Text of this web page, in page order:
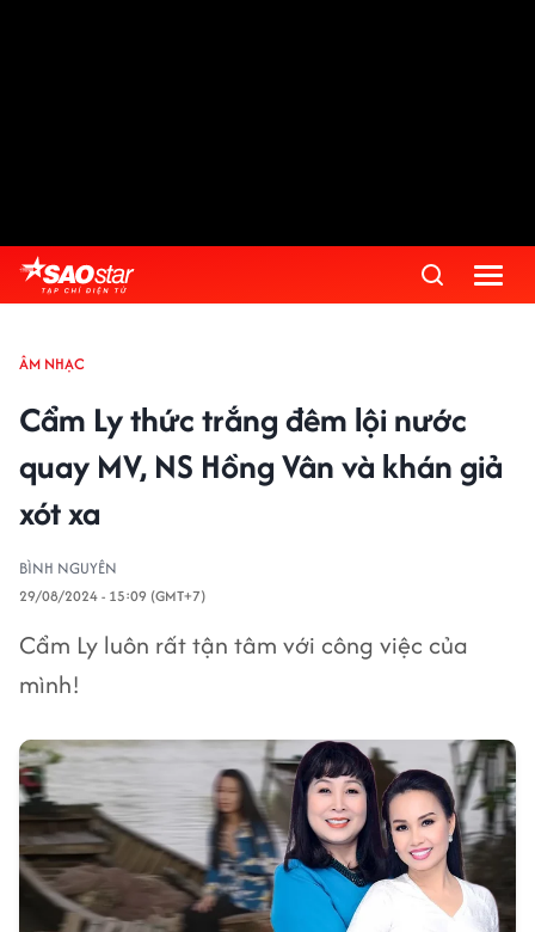
ÂM NHẠC
Cẩm Ly thức trắng đêm lội nước
quay MV, NS Hồng Vân và khán giả
xót xa
BÌNH NGUYÊN
29/08/2024 - 15:09 (GMT+7)
Cẩm Ly luôn rất tận tâm với công việc của
mình!